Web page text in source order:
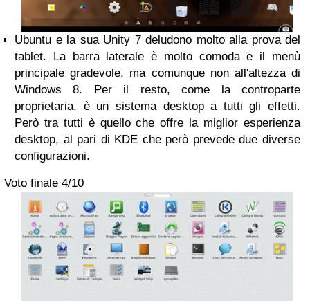
Ubuntu e la sua Unity 7 deludono molto alla prova del
tablet. La barra laterale è molto comoda e il menù
principale gradevole, ma comunque non all'altezza di
Windows 8. Per il resto, come la controparte
proprietaria, è un sistema desktop a tutti gli effetti.
Però tra tutti è quello che offre la miglior esperienza
desktop, al pari di KDE che però prevede due diverse
configurazioni.
Voto finale 4/10